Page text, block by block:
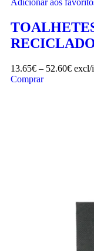
Adicionar aos
13.65€ – 52.60€ excl/
Comprar